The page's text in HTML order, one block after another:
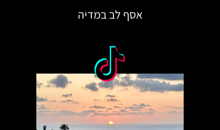
אסף לב במדיה